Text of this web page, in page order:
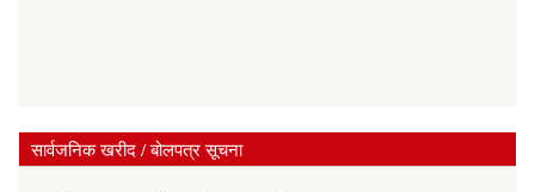
सार्वजनिक खरीद / बोलपत्र सूचना